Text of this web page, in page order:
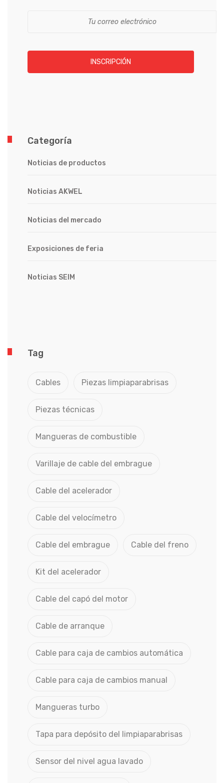
INSCRIPCIÓN
Categoría
Noticias de productos
Noticias AKWEL
Noticias del mercado
Exposiciones de feria
Noticias SEIM
Tag
Cables Piezas limpiaparabrisas
Piezas técnicas
Mangueras de combustible
Varillaje de cable del embrague
Cable del acelerador
Cable del velocímetro
Cable del embrague Cable del freno
Kit del acelerador
Cable del capó del motor
Cable de arranque
Cable para caja de cambios automática
Cable para caja de cambios manual
Mangueras turbo
Tapa para depósito del limpiaparabrisas
Sensor del nivel agua lavado